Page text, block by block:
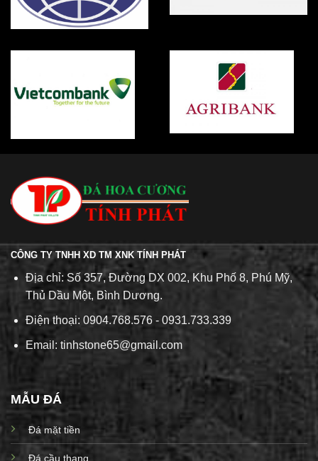
CÔNG TY TNHH XD TM XNK TÍNH PHÁT
Địa chỉ: Số 357, Đường DX 002, Khu Phố 8, Phú Mỹ,
Thủ Dầu Một, Bình Dương.
Điện thoại: 0904.768.576 - 0931.733.339
Email: tinhstone65@gmail.com
MẪU ĐÁ
Đá mặt tiền
Đá cầu thang